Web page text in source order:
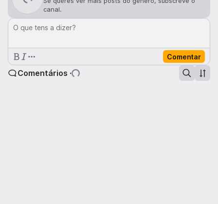
canal.
O que tens a dizer?
Comentar
Comentários ·